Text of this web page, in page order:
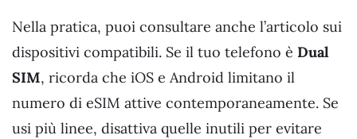
Nella pratica, puoi consultare anche l’articolo sui
dispositivi compatibili. Se il tuo telefono è Dual
SIM, ricorda che iOS e Android limitano il
numero di eSIM attive contemporaneamente. Se
usi più linee, disattiva quelle inutili per evitare